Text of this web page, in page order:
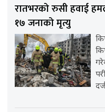
रातभरको रुसी हवाई
१७ जनाको मृत्यु